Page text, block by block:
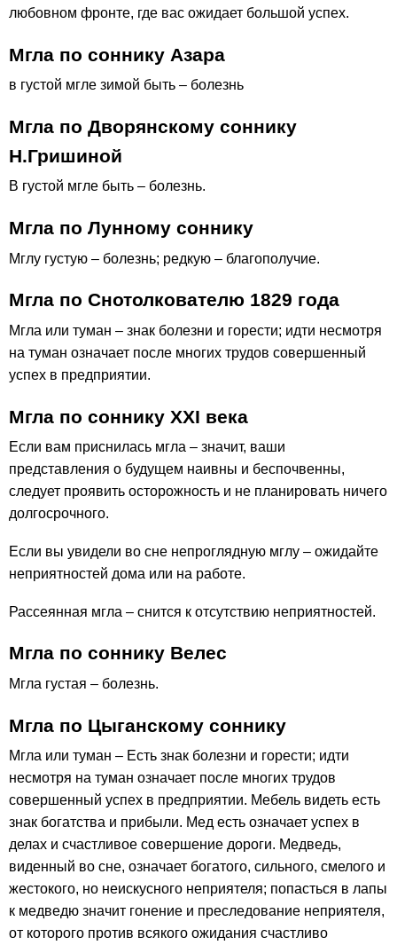
любовном фронте, где вас ожидает большой успех.
Мгла по соннику Азара
в густой мгле зимой быть – болезнь
Мгла по Дворянскому соннику
Н.Гришиной
В густой мгле быть – болезнь.
Мгла по Лунному соннику
Мглу густую – болезнь; редкую – благополучие.
Мгла по Снотолкователю 1829 года
Мгла или туман – знак болезни и горести; идти несмотря
на туман означает после многих трудов совершенный
успех в предприятии.
Мгла по соннику ХХІ века
Если вам приснилась мгла – значит, ваши
представления о будущем наивны и беспочвенны,
следует проявить осторожность и не планировать ничего
долгосрочного.
Если вы увидели во сне непроглядную мглу – ожидайте
неприятностей дома или на работе.
Рассеянная мгла – снится к отсутствию неприятностей.
Мгла по соннику Велес
Мгла густая – болезнь.
Мгла по Цыганскому соннику
Мгла или туман – Есть знак болезни и горести; идти
несмотря на туман означает после многих трудов
совершенный успех в предприятии. Мебель видеть есть
знак богатства и прибыли. Мед есть означает успех в
делах и счастливое совершение дороги. Медведь,
виденный во сне, означает богатого, сильного, смелого и
жестокого, но неискусного неприятеля; попасться в лапы
к медведю значит гонение и преследование неприятеля,
от которого против всякого ожидания счастливо